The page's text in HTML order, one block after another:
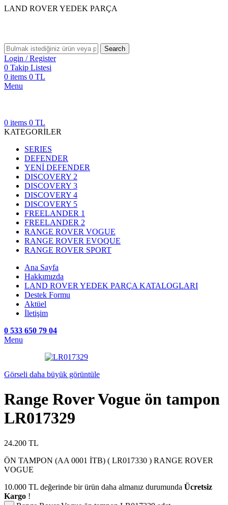
LAND ROVER YEDEK PARÇA
Search
Login / Register
0 Takip Listesi
0 items 0 TL
Menu
0 items 0 TL
KATEGORİLER
SERIES
DEFENDER
YENİ DEFENDER
DISCOVERY 2
DISCOVERY 3
DISCOVERY 4
DISCOVERY 5
FREELANDER 1
FREELANDER 2
RANGE ROVER VOGUE
RANGE ROVER EVOQUE
RANGE ROVER SPORT
Ana Sayfa
Hakkımızda
LAND ROVER YEDEK PARÇA KATALOGLARI
Destek Formu
Aktüel
İletişim
0 533 650 79 04
Menu
Görseli daha büyük görüntüle
Range Rover Vogue ön tampon
LR017329
24.200 TL
ÖN TAMPON (AA 0001 İTB) ( LR017330 ) RANGE ROVER
VOGUE
10.000 TL değerinde bir ürün daha almanız durumunda Ücretsiz
Kargo !